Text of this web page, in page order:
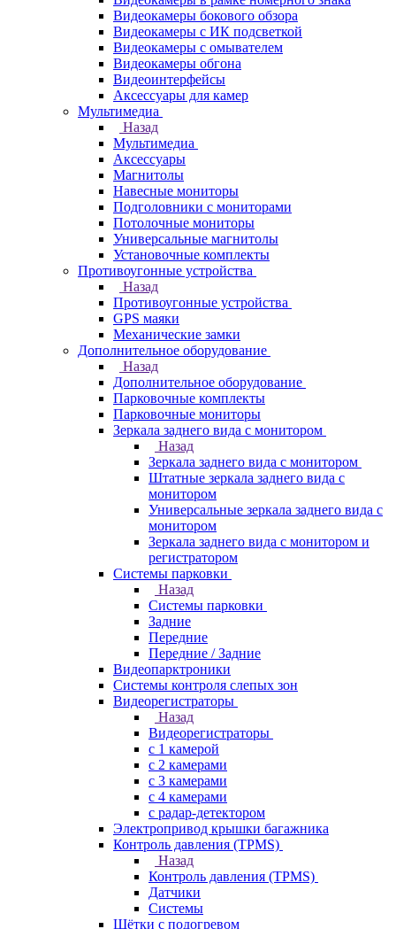
Видеокамеры бокового обзора
Видеокамеры с ИК подсветкой
Видеокамеры с омывателем
Видеокамеры обгона
Видеоинтерфейсы
Аксессуары для камер
Мультимедиа
Назад
Мультимедиа
Аксессуары
Магнитолы
Навесные мониторы
Подголовники с мониторами
Потолочные мониторы
Универсальные магнитолы
Установочные комплекты
Противоугонные устройства
Назад
Противоугонные устройства
GPS маяки
Механические замки
Дополнительное оборудование
Назад
Дополнительное оборудование
Парковочные комплекты
Парковочные мониторы
Зеркала заднего вида с монитором
Назад
Зеркала заднего вида с монитором
Штатные зеркала заднего вида с
монитором
Универсальные зеркала заднего вида с
монитором
Зеркала заднего вида с монитором и
регистратором
Системы парковки
Назад
Системы парковки
Задние
Передние
Передние / Задние
Видеопарктроники
Системы контроля слепых зон
Видеорегистраторы
Назад
Видеорегистраторы
с 1 камерой
с 2 камерами
с 3 камерами
с 4 камерами
с радар-детектором
Электропривод крышки багажника
Контроль давления (TPMS)
Назад
Контроль давления (TPMS)
Датчики
Системы
Щётки с подогревом